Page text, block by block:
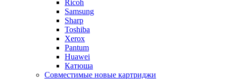
Ricoh
Samsung
Sharp
Toshiba
Xerox
Pantum
Huawei
Катюша
Совместимые новые картриджи